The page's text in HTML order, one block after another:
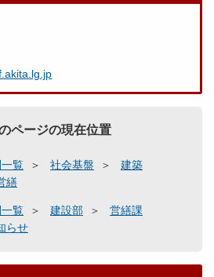
ページの現在位置
覧 社会基盤
建築
繕
覧 建設部
営繕課
らせ